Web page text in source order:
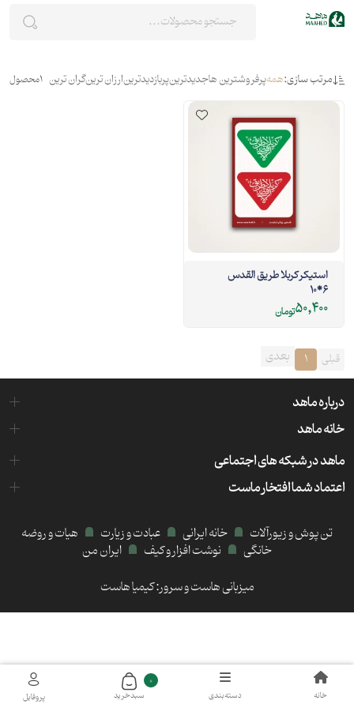
مرتب سازی:همهپرفروشترین هاجدیدترینپربازدیدترینارزان ترینگران ترین 1محصول
استیکر کربلا طریق القدس
6*10
50,400تومان
قبلی 1 بعدی
درباره ماهد
خانه ماهد
ماهد در شبکه های اجتماعی
اعتماد شما افتخار ماست
تن پوش و زیورآلات خانه ایرانی عبادت و زیارت
هیات و روضه
خانگی
نوشت افزار و کیف
ایران من
میزبانی هاست و سرور:کیمیا هاست
خانه دسته‌بندی
0
سبد‌خرید پروفایل